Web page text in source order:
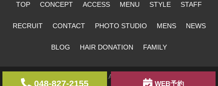
048-827-2155 WEB予約
TOP CONCEPT ACCESS MENU STYLE STAFF
RECRUIT CONTACT PHOTO STUDIO MENS NEWS
BLOG HAIR DONATION FAMILY
copyright MIMURO. All Rights Reserved.